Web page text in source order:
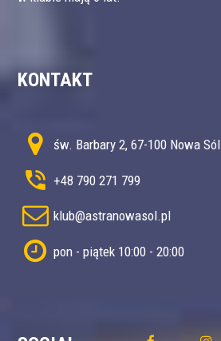
KONTAKT
św. Barbary 2, 67-100 Nowa Sól
+48 790 271 799
klub@astranowasol.pl
pon - piątek 10:00 - 20:00